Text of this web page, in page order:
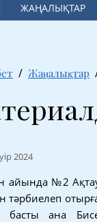
ЖАҢАЛЫҚТАР
Жаңалықтар
2024
айында №2
тәрбиелеп
басты ана